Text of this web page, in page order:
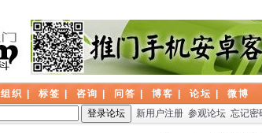
组织 标签 咨询 问答 博客 论坛 微博
新用户注册 参观论坛 忘记密